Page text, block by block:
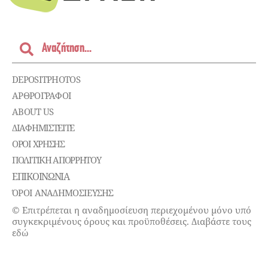
DEPOSITPHOTOS
ΑΡΘΡΟΓΡΑΦΟΙ
ABOUT US
ΔΙΑΦΗΜΙΣΤΕΊΤΕ
ΌΡΟΙ ΧΡΉΣΗΣ
ΠΟΛΙΤΙΚΉ ΑΠΟΡΡΉΤΟΥ
ΕΠΙΚΟΙΝΩΝΊΑ
ΌΡΟΙ ΑΝΑΔΗΜΟΣΙΕΥΣΗΣ
© Επιτρέπεται η αναδημοσίευση περιεχομένου μόνο υπό
συγκεκριμένους όρους και προϋποθέσεις. Διαβάστε τους
εδώ